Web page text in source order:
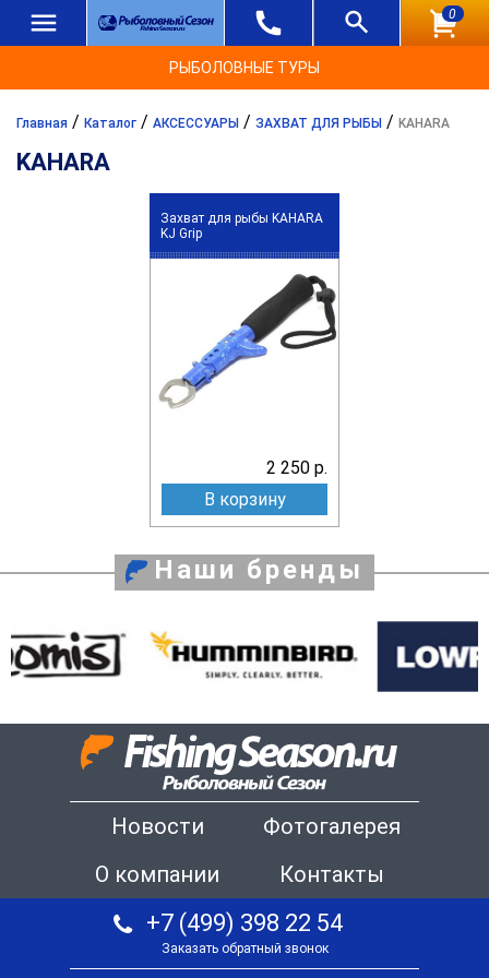
0
РЫБОЛОВНЫЕ ТУРЫ
Главная / Каталог / АКСЕССУАРЫ / ЗАХВАТ ДЛЯ РЫБЫ / KAHARA
KAHARA
Захват для рыбы KAHARA
KJ Grip
2 250 р.
В корзину
Наши бренды
Новости
Фотогалерея
О компании
Контакты
+7 (499) 398 22 54
Заказать обратный звонок